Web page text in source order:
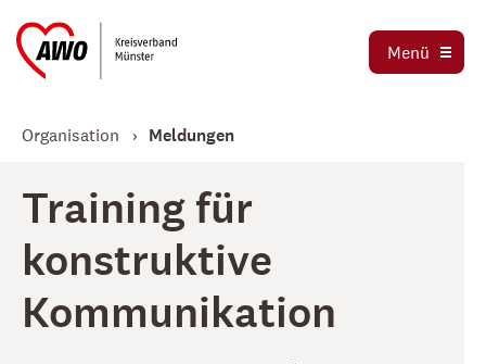
Menü
Ortsvereine
Organisation
Meldungen
Training für
konstruktive
Kommunikation